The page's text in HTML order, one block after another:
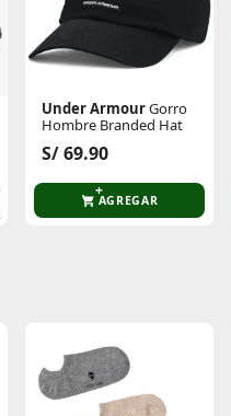
Under ArmourGorro
Hombre Branded Hat
S/ 69.90
AGREGAR